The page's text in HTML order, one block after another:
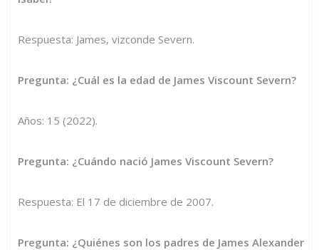
Respuesta: James, vizconde Severn.
Pregunta: ¿Cuál es la edad de James Viscount Severn?
Años: 15 (2022).
Pregunta: ¿Cuándo nació James Viscount Severn?
Respuesta: El 17 de diciembre de 2007.
Pregunta: ¿Quiénes son los padres de James Alexander